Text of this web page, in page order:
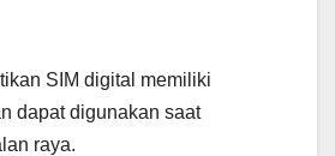
SIM digital memiliki
dapat digunakan saat
raya.